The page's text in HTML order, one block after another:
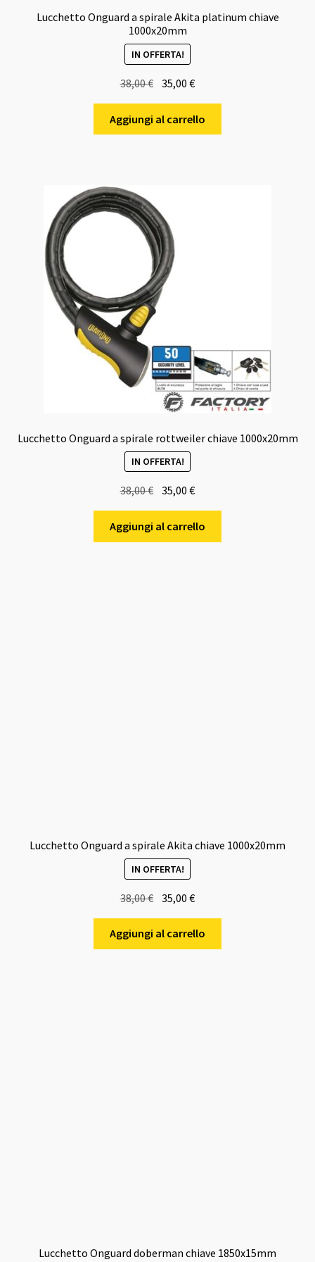
Lucchetto Onguard a spirale Akita platinum chiave
1000x20mm
IN OFFERTA!
38,00€
originale
era:
35,00€Il
attuale
è:
Aggiungi al carrello
Lucchetto Onguard a spirale rottweiler chiave 1000x20mm
IN OFFERTA!
38,00€
prezzo
originale
era:
35,00€Il
prezzo
attuale
è:
Aggiungi al carrello
Lucchetto Onguard a spirale Akita chiave 1000x20mm
IN OFFERTA!
38,00€
originale
era:
35,00€Il
attuale
è:
Aggiungi al carrello
Lucchetto Onguard doberman chiave 1850x15mm